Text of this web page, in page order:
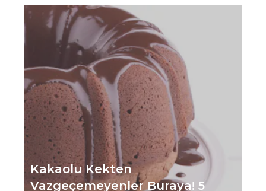
Kakaolu Kekten
Vazgeçemeyenler Buraya! 5